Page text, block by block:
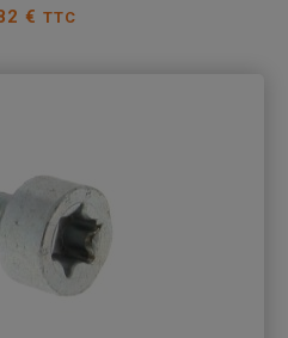
€ TTC